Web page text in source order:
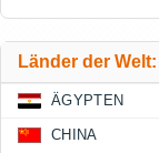
Länder der Welt:
ÄGYPTEN
CHINA